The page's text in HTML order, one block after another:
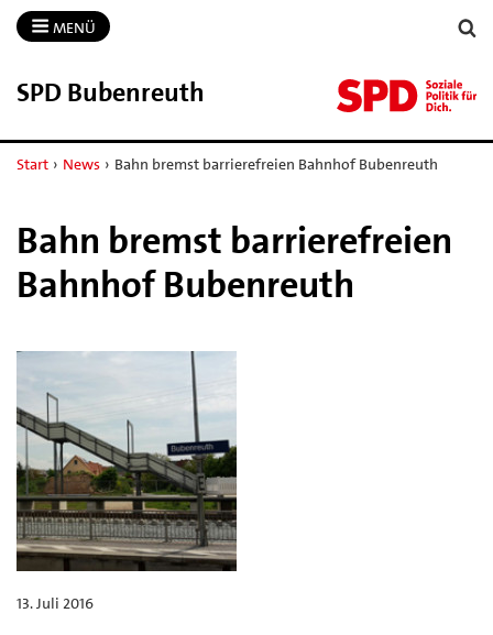
MENÜ
SPD Bubenreuth
Start › News › Bahn bremst barrierefreien Bahnhof Bubenreuth
Bahn bremst barrierefreien
Bahnhof Bubenreuth
13. Juli 2016